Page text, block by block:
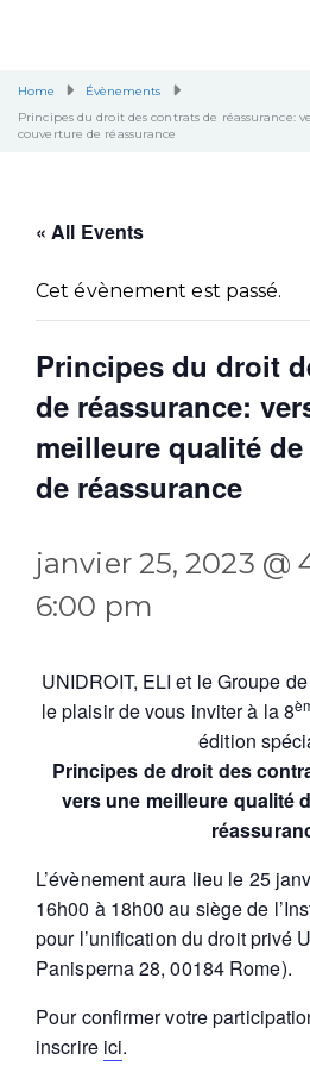
Home
Évènements
Principes du droit des contrats de réassurance:
couverture de réassurance
« All Events
Cet évènement est passé.
Principes du droit
de réassurance:
meilleure qualité
de réassurance
janvier 25, 2023 @
6:00 pm
UNIDROIT, ELI et le Groupe
le plaisir de vous inviter à la 8
édition
Principes de droit des
vers une meilleure qualité
L’évènement aura lieu le 25
16h00 à 18h00 au siège de
pour l’unification du droit privé
Panisperna 28, 00184 Rome).
Pour confirmer votre
inscrire ici.